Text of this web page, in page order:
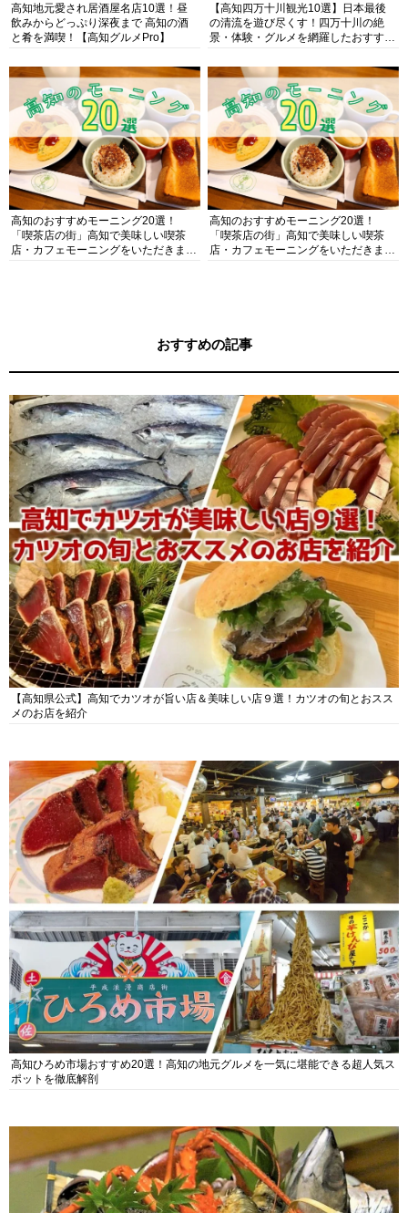
高知地元愛され居酒屋名店10選！昼
飲みからどっぷり深夜まで 高知の酒
と肴を満喫！【高知グルメPro】
【高知四万十川観光10選】日本最後
の清流を遊び尽くす！四万十川の絶
景・体験・グルメを網羅したおすすめ
高知のおすすめモーニング20選！
「喫茶店の街」高知で美味しい喫茶
店・カフェモーニングをいただきま
高知のおすすめモーニング20選！
「喫茶店の街」高知で美味しい喫茶
店・カフェモーニングをいただきま
おすすめの記事
【高知県公式】高知でカツオが旨い店＆美味しい店９選！カツオの旬とおスス
メのお店を紹介
高知ひろめ市場おすすめ20選！高知の地元グルメを一気に堪能できる超人気ス
ポットを徹底解剖